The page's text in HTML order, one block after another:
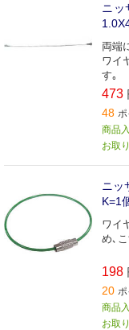
ニッ
両端
ワイ
す｡
473
48
商品
お取
ニッ
K=1
ワイ
め､
198
20
商品
お取